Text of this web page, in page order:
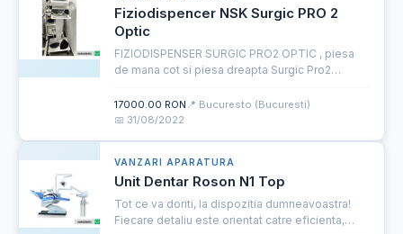
Fiziodispencer NSK Surgic PRO 2
Optic
FIZIODISPENSER SURGIC PRO2 OPTIC , piesa
de mana cot si piesa dreapta Surgic Pro2
micromotoare chirurgicale Surgic Pro si are 3
puncte forte: functionare, siguran...
17000.00 RON 📍 Bucuresto (Bucuresti)
📅 31/08/2022
VANZARI APARATURA
Unit Dentar Roson N1 Top
Tot ce va doriti, la dispozitia dumneavoastra!
Fiecare detaliu este orientat catre eficienta,